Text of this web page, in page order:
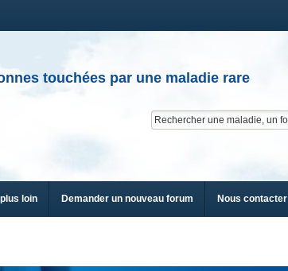
touchées par une maladie rare
loin Demander un nouveau forum Nous contacter